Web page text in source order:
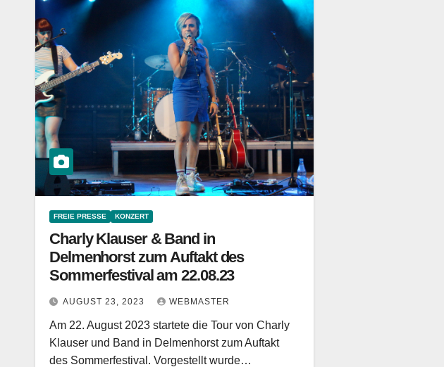
FREIE PRESSE KONZERT
Charly Klauser & Band in
Delmenhorst zum Auftakt des
Sommerfestival am 22.08.23
AUGUST 23, 2023 WEBMASTER
Am 22. August 2023 startete die Tour von Charly
Klauser und Band in Delmenhorst zum Auftakt
des Sommerfestival. Vorgestellt wurde…